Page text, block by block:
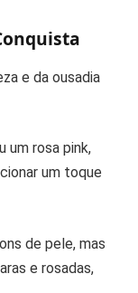
e da ousadia
um rosa pink,
um toque
de pele, mas
e rosadas,